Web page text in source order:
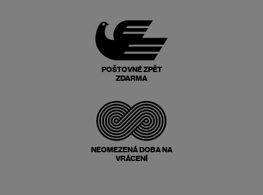
POŠTOVNÉ ZPĚT
ZDARMA
NEOMEZENÁ DOBA NA
VRÁCENÍ